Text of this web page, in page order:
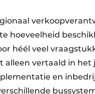
hoeveelheid
héél veel
alleen vertaald in
en